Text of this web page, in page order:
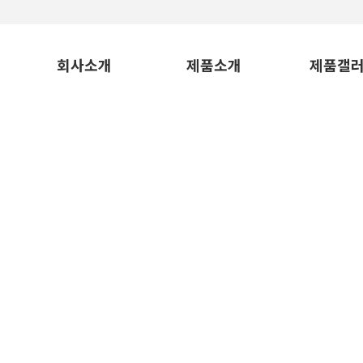
제품갤
제품소개
회사소개